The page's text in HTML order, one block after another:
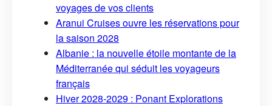
voyages de vos clients
Aranui Cruises ouvre les réservations pour
la saison 2028
Albanie : la nouvelle étoile montante de la
Méditerranée qui séduit les voyageurs
français
Hiver 2028-2029 : Ponant Explorations